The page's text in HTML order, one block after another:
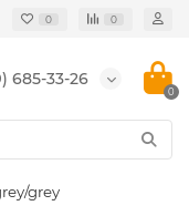
0 0
685-33-26
0
grey